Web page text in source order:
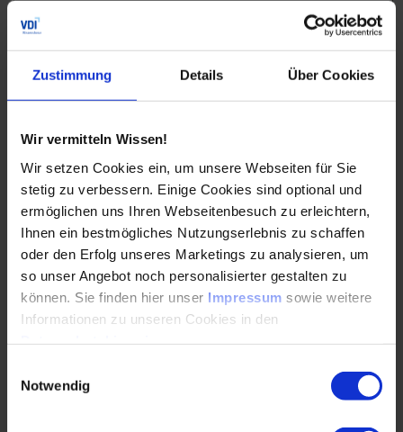
Zustimmung Details Über Cookies
Wir vermitteln Wissen!
Wir setzen Cookies ein, um unsere Webseiten für Sie
stetig zu verbessern. Einige Cookies sind optional und
ermöglichen uns Ihren Webseitenbesuch zu erleichtern,
Ihnen ein bestmögliches Nutzungserlebnis zu schaffen
oder den Erfolg unseres Marketings zu analysieren, um
so unser Angebot noch personalisierter gestalten zu
können. Sie finden hier unser Impressum sowie weitere
Informationen zu unseren Cookies in den
Notwendig
Dreieck,- oder
Trapezverteilung
Häufigkeitsverteilungen
↓
Statistische Toleranzanalysemethoden
(ehemals DIN 7186 sowie TGL 19115 Teil 4)
Erläuterung und Anwendung des
Abweichungsfortpflanzungs-
gesetzes sowie dem Zentralen Grenzwertsatz
der Statistik
Methoden und Vorgehensweisen zur
statistischen Toleranz-